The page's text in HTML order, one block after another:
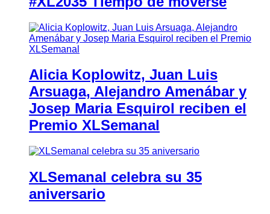
Alicia Koplowitz, Juan Luis
Arsuaga, Alejandro Amenábar y
Josep Maria Esquirol reciben el
Premio XLSemanal
XLSemanal celebra su 35
aniversario